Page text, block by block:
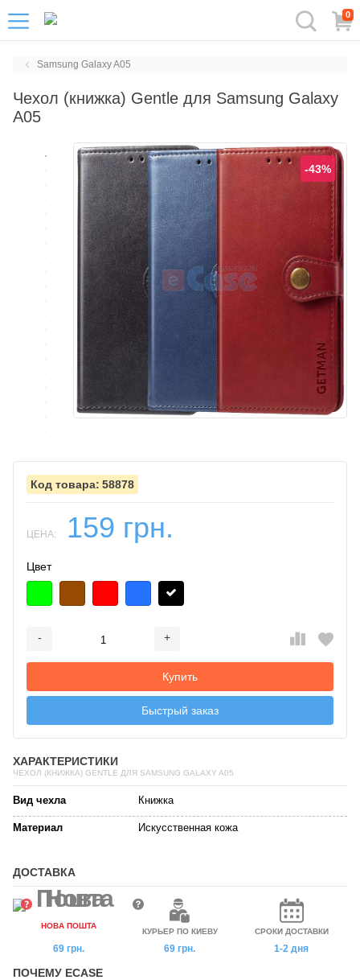
0
Samsung Galaxy A05
Чехол (книжка) Gentle для Samsung Galaxy
A05
-43%
58878
ЦЕНА: 159 грн.
Цвет
- +
Купить
Быстрый заказ
ХАРАКТЕРИСТИКИ
ЧЕХОЛ (КНИЖКА) GENTLE ДЛЯ SAMSUNG GALAXY A05
Вид чехла Книжка
Материал Искусственная кожа
ДОСТАВКА
НОВА ПОШТА
69 грн.
КУРЬЕР ПО КИЕВУ
69 грн.
СРОКИ ДОСТАВКИ
1-2 дня
ПОЧЕМУ ECASE